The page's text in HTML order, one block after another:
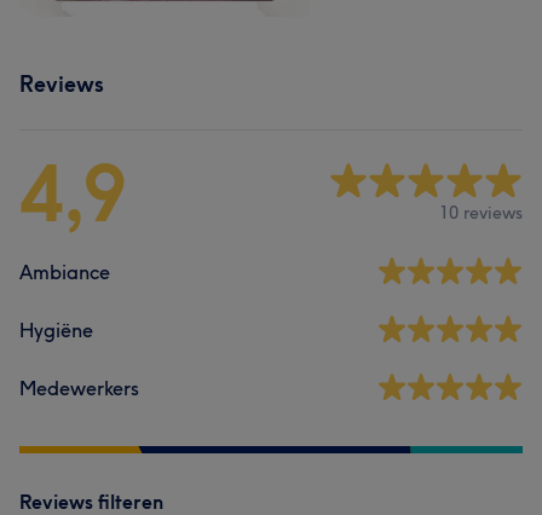
Reviews
4,9 10 reviews
Ambiance
Hygiëne
Medewerkers
Reviews filteren